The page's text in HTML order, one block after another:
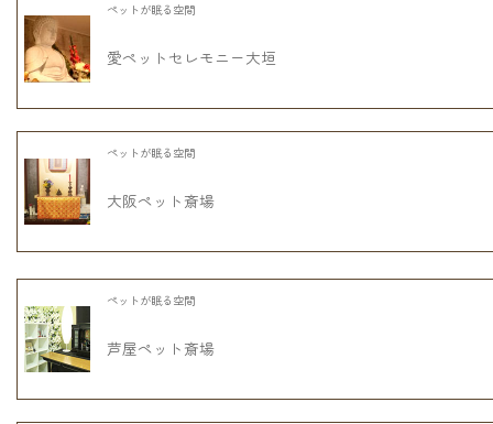
ペットが眠る空間
愛ペットセレモニー大垣
ペットが眠る空間
大阪ペット斎場
ペットが眠る空間
芦屋ペット斎場